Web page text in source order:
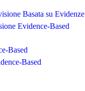
Basata su Evidenze
Evidence-Based
Based
Based